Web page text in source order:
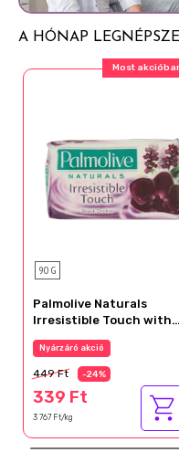
A HÓNAP
Most
90 G
Palmolive Naturals
Irresistible Touch with
Orchid pipereszappan 90
gNyárzáró akció
449 Ft -24%
339 Ft
3 767 Ft/kg